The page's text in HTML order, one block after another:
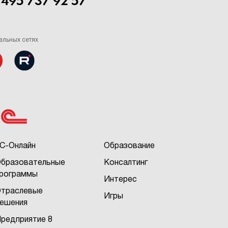
сетях
Онлайн
8
Образование
Консалтинг
Интерес
Игры